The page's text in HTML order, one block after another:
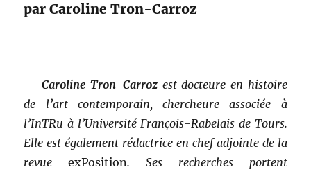
par Caroline Tron-Carroz
—Caroline Tron-Carroz est docteure en histoire
de l’art contemporain, chercheure associée à
l’InTRu à l’Université François-Rabelais de Tours.
Elle est également rédactrice en chef adjointe de la
revueexPosition.Ses recherches portent